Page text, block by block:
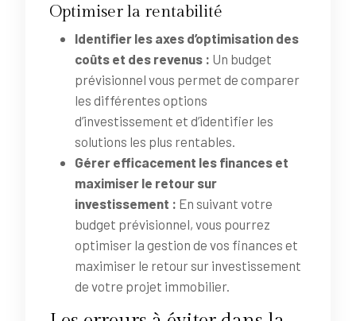
Optimiser la rentabilité
Identifier les axes d’optimisation des
coûts et des revenus : Un budget
prévisionnel vous permet de comparer
les différentes options
d’investissement et d’identifier les
solutions les plus rentables.
Gérer efficacement les finances et
maximiser le retour sur
investissement : En suivant votre
budget prévisionnel, vous pourrez
optimiser la gestion de vos finances et
maximiser le retour sur investissement
de votre projet immobilier.